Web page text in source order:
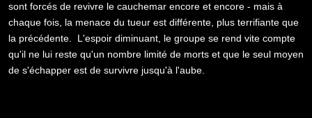
sont forcés de revivre le cauchemar encore et encore - mais à
chaque fois, la menace du tueur est différente, plus terrifiante que
la précédente. L'espoir diminuant, le groupe se rend vite compte
qu'il ne lui reste qu'un nombre limité de morts et que le seul moyen
de s'échapper est de survivre jusqu'à l'aube.